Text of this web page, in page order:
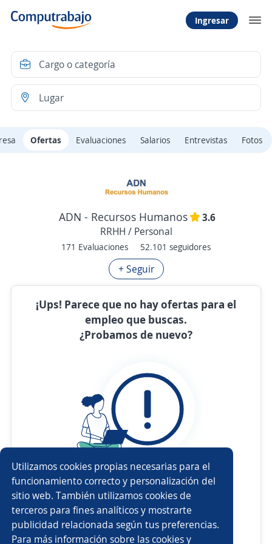
Utilizamos cookies propias necesarias para el
funcionamiento correcto y personalización del
sitio web. También utilizamos cookies de
terceros para fines analíticos y mostrarte
publicidad relacionada según tus preferencias.
Para más información sobre las cookies y
Ingresar
Ofertas Evaluaciones Salarios Entrevistas Fotos
ADN - Recursos Humanos
3.6
RRHH / Personal
171 Evaluaciones 52.101 seguidores
+ Seguir
¡Ups! Parece que no hay ofertas para el
empleo que buscas.
¿Probamos de nuevo?
Revisala ortografía
Usa sinónimos o cargosmás generales
Ajusta los filtros seleccionados